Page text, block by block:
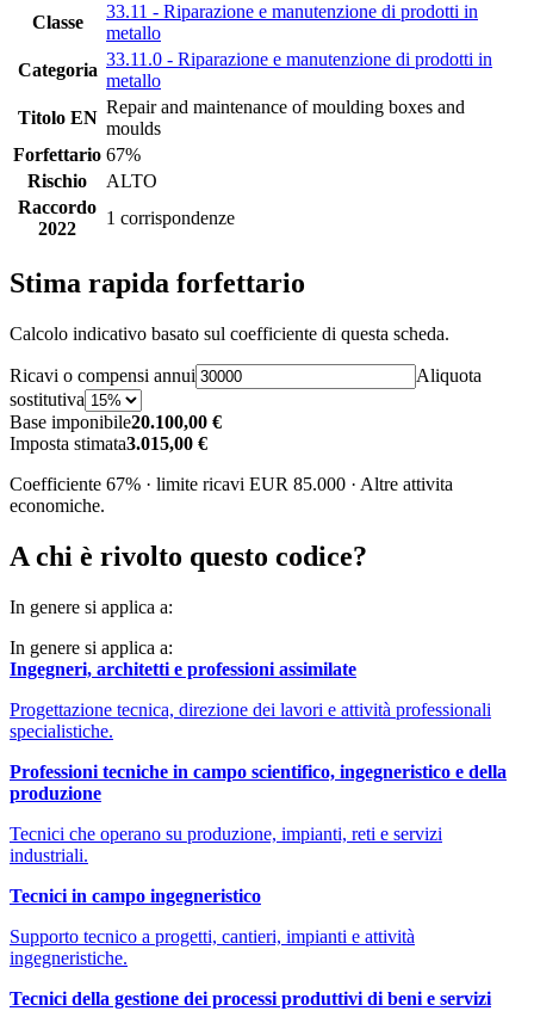
Classe
33.11 - Riparazione e manutenzione di prodotti in
metallo
Categoria
33.11.0 - Riparazione e manutenzione di prodotti in
metallo
Titolo EN
Repair and maintenance of moulding boxes and
moulds
Forfettario 67%
Rischio
ALTO
Raccordo
2022
1 corrispondenze
Stima rapida forfettario
Calcolo indicativo basato sul coefficiente di questa scheda.
Ricavi o compensi annui
Aliquota
sostitutiva
Base imponibile20.100,00 €
Imposta stimata3.015,00 €
Coefficiente 67% · limite ricavi EUR 85.000 · Altre attivita
economiche.
A chi è rivolto questo codice?
In genere si applica a:
In genere si applica a:
Ingegneri, architetti e professioni assimilate
Progettazione tecnica, direzione dei lavori e attività professionali
specialistiche.
Professioni tecniche in campo scientifico, ingegneristico e della
produzione
Tecnici che operano su produzione, impianti, reti e servizi
industriali.
Tecnici in campo ingegneristico
Supporto tecnico a progetti, cantieri, impianti e attività
ingegneristiche.
Tecnici della gestione dei processi produttivi di beni e servizi